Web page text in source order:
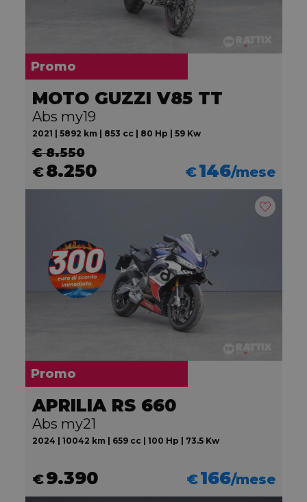
Promo
MOTO GUZZI V85 TT
Abs my19
2021 | 5892 km | 853 cc | 80 Hp | 59 Kw
€ 8.550
€8.250 €146/mese
Promo
APRILIA RS 660
Abs my21
2024 | 10042 km | 659 cc | 100 Hp | 73.5 Kw
€9.390 €166/mese